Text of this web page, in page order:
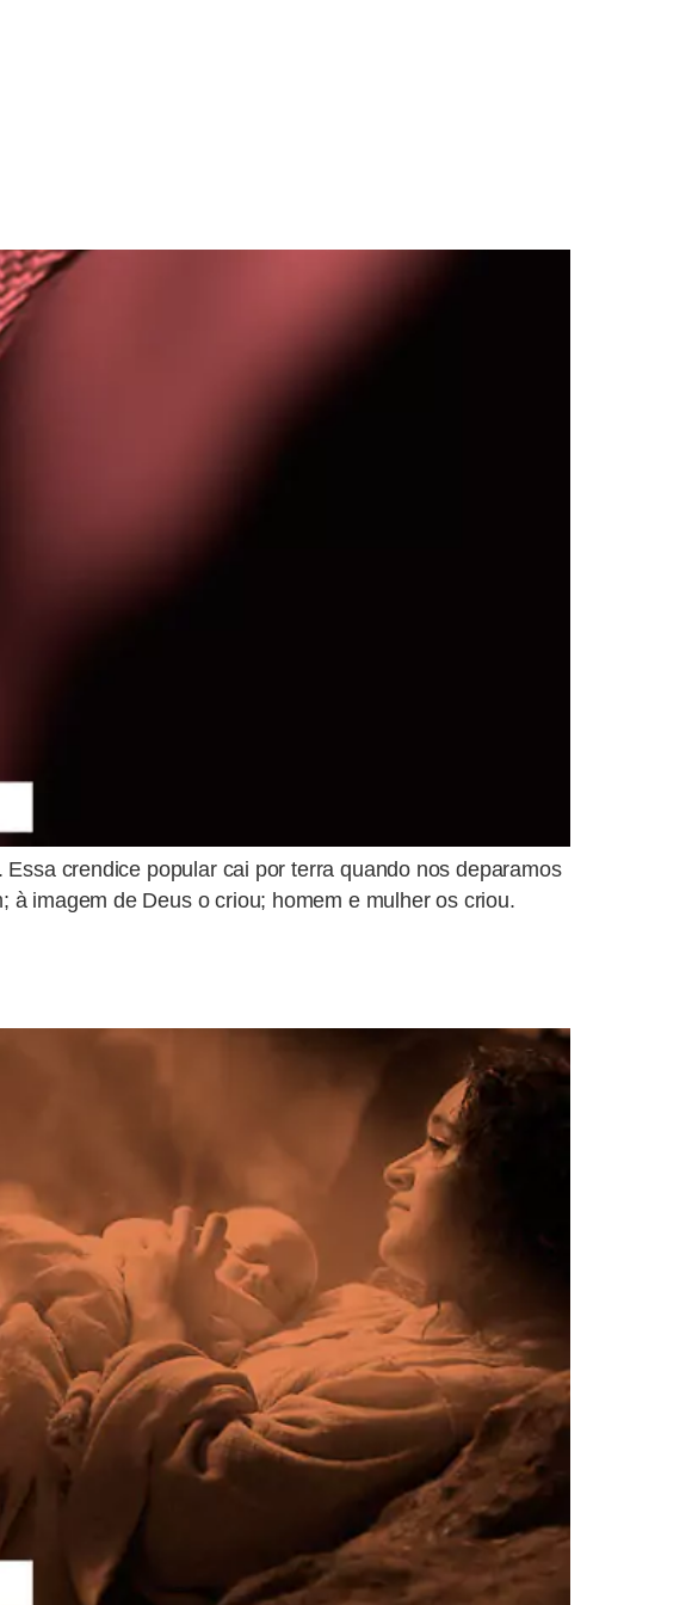
crendice popular cai por terra quando nos deparamos
à imagem de Deus o criou; homem e mulher os criou.